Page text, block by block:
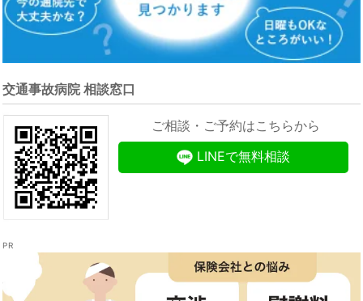
交通事故病院 相談窓口
ご相談・ご予約はこちらから
LINEで無料相談